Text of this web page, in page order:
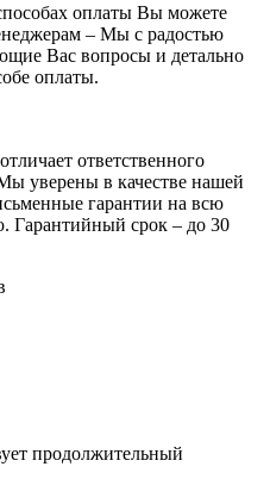
оплаты Вы можете
– Мы с радостью
Вас вопросы и детально
оплаты.
ответственного
уверены в качестве нашей
гарантии на всю
Гарантийный срок – до 30
продолжительный